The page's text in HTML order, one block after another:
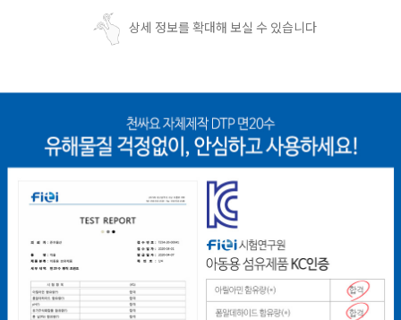
상세 정보를 확대해 보실 수 있습니다